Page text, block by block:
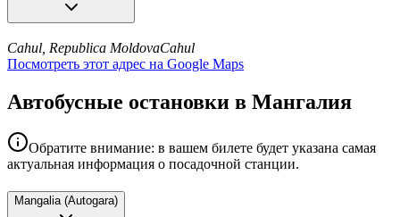
Cahul, Republica MoldovaCahul
Посмотреть этот адрес на Google Maps
Автобусные остановки в Мангалия
Обратите внимание: в вашем билете будет указана самая
актуальная информация о посадочной станции.
Mangalia(Autogara)